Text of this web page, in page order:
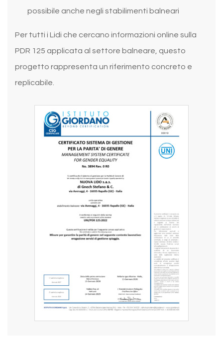
possibile anche negli stabilimenti balneari
Per tutti i Lidi che cercano informazioni online sulla
PDR 125 applicata al settore balneare, questo
progetto rappresenta un riferimento concreto e
replicabile.